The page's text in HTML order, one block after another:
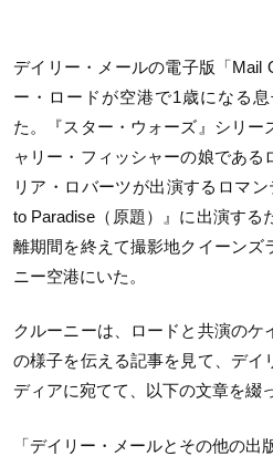
デイリー・メールの電子版「Mail
ー・ロードが空港で1歳になる
た。『スター・ウォーズ』シリー
ャリー・フィッシャーの娘である
リア・ロバーツが出演するロマ
to Paradise（原題）』に出演する
離期間を終えて撮影地クイーンズ
ニー空港にいた。
クルーニーは、ロードと共演の
の様子を伝える記事を見て、デイ
ディアに宛てて、以下の文章を綴
「デイリー・メールとその他の出